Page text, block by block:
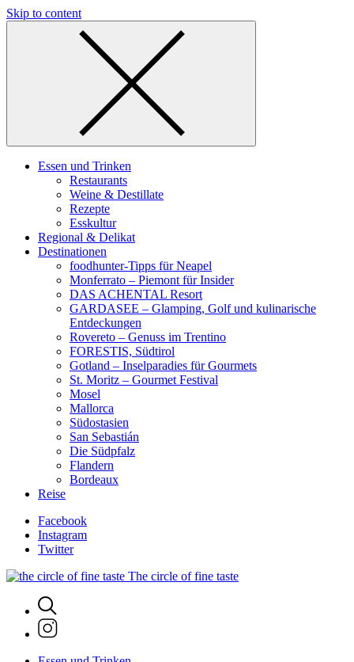
Skip to content
Essen und Trinken
Restaurants
Weine & Destillate
Rezepte
Esskultur
Regional & Delikat
Destinationen
foodhunter-Tipps für Neapel
Monferrato – Piemont für Insider
DAS ACHENTAL Resort
GARDASEE – Glamping, Golf und kulinarische
Entdeckungen
Rovereto – Genuss im Trentino
FORESTIS, Südtirol
Gotland – Inselparadies für Gourmets
St. Moritz – Gourmet Festival
Mosel
Mallorca
Südostasien
San Sebastián
Die Südpfalz
Flandern
Bordeaux
Reise
Facebook
Instagram
Twitter
The circle of fine taste